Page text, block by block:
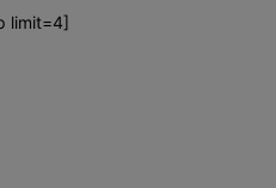
limit=4]